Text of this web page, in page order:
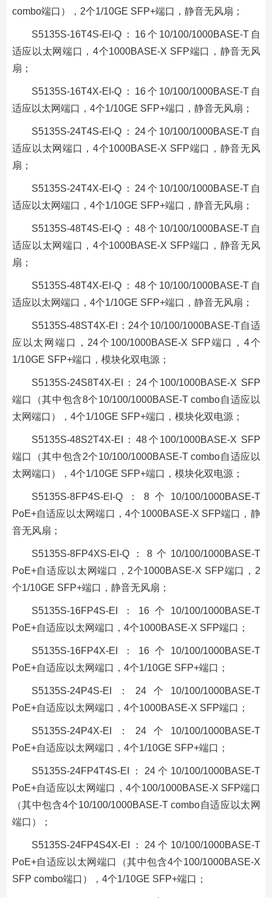
combo端口），2个1/10GE SFP+端口，静音无风扇；
S5135S-16T4S-EI-Q：16个10/100/1000BASE-T自
适应以太网端口，4个1000BASE-X SFP端口，静音无风
扇；
S5135S-16T4X-EI-Q：16个10/100/1000BASE-T自
适应以太网端口，4个1/10GE SFP+端口，静音无风扇；
S5135S-24T4S-EI-Q：24个10/100/1000BASE-T自
适应以太网端口，4个1000BASE-X SFP端口，静音无风
扇；
S5135S-24T4X-EI-Q：24个10/100/1000BASE-T自
适应以太网端口，4个1/10GE SFP+端口，静音无风扇；
S5135S-48T4S-EI-Q：48个10/100/1000BASE-T自
适应以太网端口，4个1000BASE-X SFP端口，静音无风
扇；
S5135S-48T4X-EI-Q：48个10/100/1000BASE-T自
适应以太网端口，4个1/10GE SFP+端口，静音无风扇；
S5135S-48ST4X-EI：24个10/100/1000BASE-T自适
应以太网端口，24个100/1000BASE-X SFP端口，4个
1/10GE SFP+端口，模块化双电源；
S5135S-24S8T4X-EI：24个100/1000BASE-X SFP
端口（其中包含8个10/100/1000BASE-T combo自适应以
太网端口），4个1/10GE SFP+端口，模块化双电源；
S5135S-48S2T4X-EI：48个100/1000BASE-X SFP
端口（其中包含2个10/100/1000BASE-T combo自适应以
太网端口），4个1/10GE SFP+端口，模块化双电源；
S5135S-8FP4S-EI-Q：8个10/100/1000BASE-T
PoE+自适应以太网端口，4个1000BASE-X SFP端口，静
音无风扇；
S5135S-8FP4XS-EI-Q：8个10/100/1000BASE-T
PoE+自适应以太网端口，2个1000BASE-X SFP端口，2
个1/10GE SFP+端口，静音无风扇；
S5135S-16FP4S-EI：16个10/100/1000BASE-T
PoE+自适应以太网端口，4个1000BASE-X SFP端口；
S5135S-16FP4X-EI：16个10/100/1000BASE-T
PoE+自适应以太网端口，4个1/10GE SFP+端口；
S5135S-24P4S-EI：24个10/100/1000BASE-T
PoE+自适应以太网端口，4个1000BASE-X SFP端口；
S5135S-24P4X-EI：24个10/100/1000BASE-T
PoE+自适应以太网端口，4个1/10GE SFP+端口；
S5135S-24FP4T4S-EI：24个10/100/1000BASE-T
PoE+自适应以太网端口，4个100/1000BASE-X SFP端口
（其中包含4个10/100/1000BASE-T combo自适应以太网
端口）；
S5135S-24FP4S4X-EI：24个10/100/1000BASE-T
PoE+自适应以太网端口（其中包含4个100/1000BASE-X
SFP combo端口），4个1/10GE SFP+端口；